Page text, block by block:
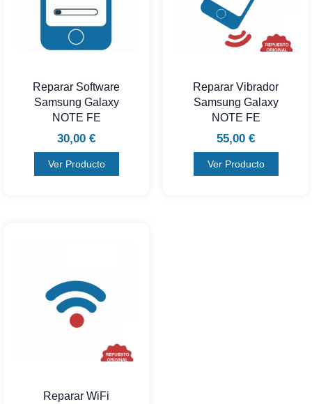
Reparar Software
Samsung Galaxy
NOTE FE
30,00 €
Ver Producto
Reparar Vibrador
Samsung Galaxy
NOTE FE
55,00 €
Ver Producto
Reparar WiFi